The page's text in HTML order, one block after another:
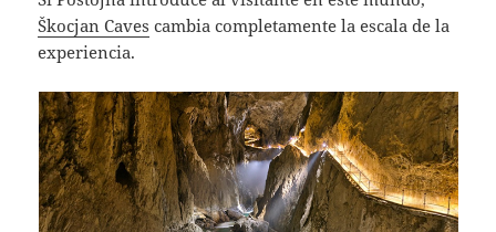
Škocjan Caves cambia completamente la escala de la
experiencia.